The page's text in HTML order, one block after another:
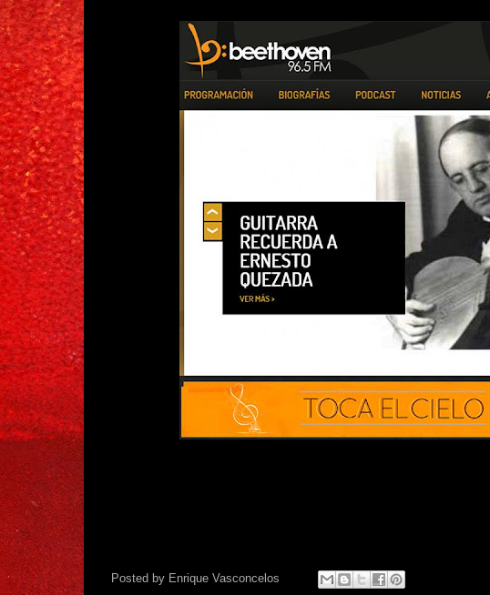
Posted by Enrique Vasconcelos